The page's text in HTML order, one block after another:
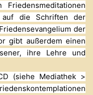
die Schriften der
der
gibt außerdem einen
ihre Lehre und
(siehe Mediathek >